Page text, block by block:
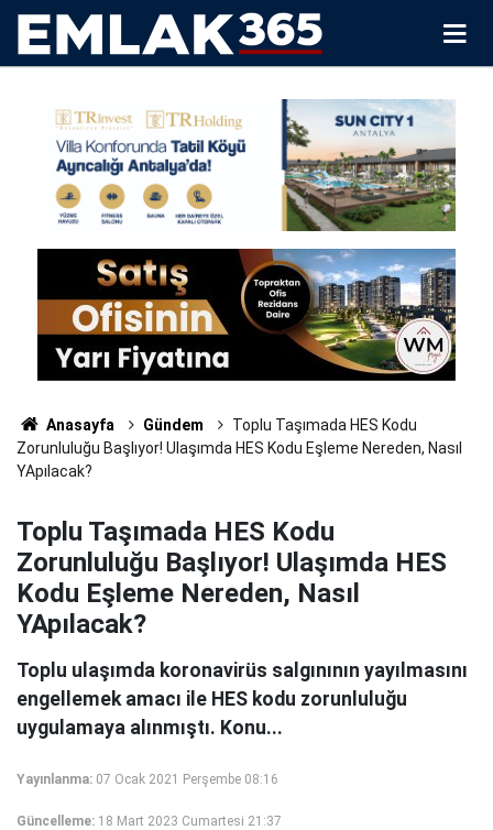
Anasayfa Gündem
Toplu Taşımada HES Kodu
Zorunluluğu Başlıyor! Ulaşımda HES Kodu Eşleme Nereden, Nasıl
YApılacak?
Toplu Taşımada HES Kodu
Zorunluluğu Başlıyor! Ulaşımda HES
Kodu Eşleme Nereden, Nasıl
YApılacak?
Toplu ulaşımda koronavirüs salgınının yayılmasını
engellemek amacı ile HES kodu zorunluluğu
uygulamaya alınmıştı. Konu...
Yayınlanma: 07 Ocak 2021 Perşembe 08:16
Güncelleme: 18 Mart 2023 Cumartesi 21:37